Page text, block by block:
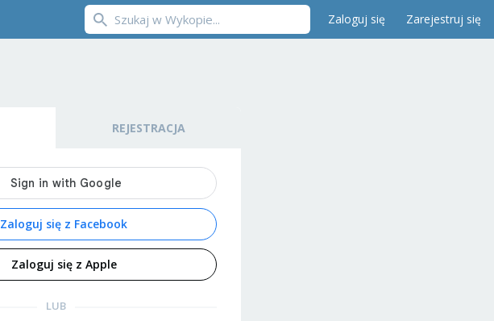
Zaloguj się Zarejestruj się
REJESTRACJA
Zaloguj się z Facebook
Zaloguj się z Apple
LUB